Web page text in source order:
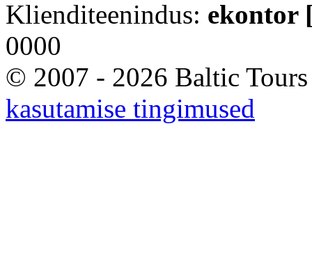
Klienditeenindus: ekontor
0000
© 2007 - 2026 Baltic
kasutamise tingimused